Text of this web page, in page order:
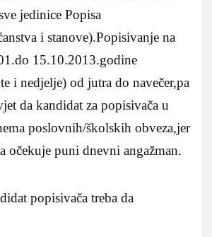
jedinice Popisa
i stanove).Popisivanje na
15.10.2013.godine
i nedjelje) od jutra do navečer,pa
da kandidat za popisivača u
poslovnih/školskih obveza,jer
očekuje puni dnevni angažman.
popisivača treba da